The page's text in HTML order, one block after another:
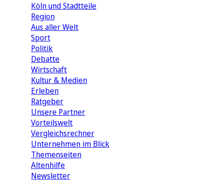
Köln und Stadtteile
Region
Aus aller Welt
Sport
Politik
Debatte
Wirtschaft
Kultur & Medien
Erleben
Ratgeber
Unsere Partner
Vorteilswelt
Vergleichsrechner
Unternehmen im Blick
Themenseiten
Altenhilfe
Newsletter